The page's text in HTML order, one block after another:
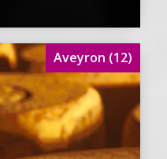
Aveyron (12)